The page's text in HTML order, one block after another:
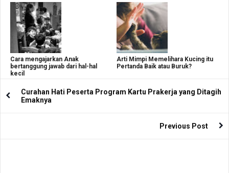
Cara mengajarkan Anak
bertanggung jawab dari hal-hal
kecil
Arti Mimpi Memelihara Kucing itu
Pertanda Baik atau Buruk?
Curahan Hati Peserta Program Kartu Prakerja yang Ditagih
Emaknya
Previous Post